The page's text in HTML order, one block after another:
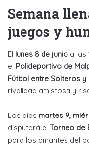
Semana
juegos y
El lunes 8 de junio a las
el Polideportivo de
Fútbol entre Solteros y
rivalidad amistosa y
Los días martes 9,
disputará el Torneo de
para los amantes del